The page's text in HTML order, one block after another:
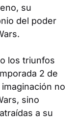
su
del poder
los triunfos
2 de
no
sino
a su